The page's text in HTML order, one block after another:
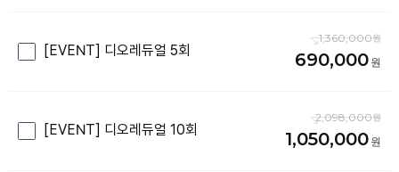
[EVENT] 디오레듀얼 5회
1,360,000
690,000
[EVENT] 디오레듀얼 10회
2,098,000
1,050,000